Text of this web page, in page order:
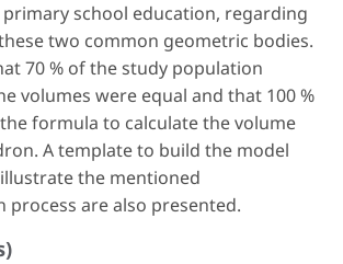
school education, regarding
two common geometric bodies.
70 % of the study population
volumes were equal and that 100 %
formula to calculate the volume
A template to build the model
the mentioned
are also presented.